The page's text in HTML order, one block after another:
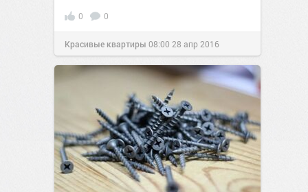
0 0
Красивые квартиры 08:00 28 апр 2016